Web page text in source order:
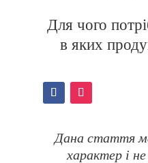
Для чого
в яких
Дана стаття
характер і